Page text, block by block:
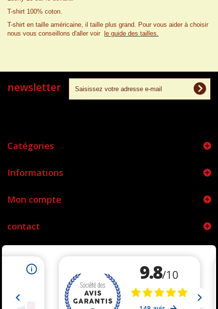
T-shirt 100% coton.
T-shirt en taille américaine, il taille plus grand. Pour vous aider à choisir
nous vous conseillons d'aller voir
le guide des tailles.
newsletter
Catégories
Informations
Mon compte
contact